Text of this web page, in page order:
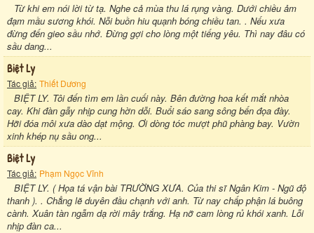
Từ khi em nói lời từ tạ. Nghe cả mùa thu lá rụng vàng. Dưới chiều ảm
đạm mầu sương khói. Nỗi buồn hiu quạnh bóng chiều tan. . Nếu xưa
đừng đến gieo sầu nhớ. Đừng gợi cho lòng một tiếng yêu. Thì nay đâu có
sầu dang...
Biệt Ly
Tác giả: Thiết Dương
BIỆT LY. Tôi đến tìm em lần cuối này. Bên đường hoa kết mắt nhòa
cay. Khi đàn gẫy nhịp cung hờn dỗi. Buổi sáo sang sông bến đọa đày.
Hỡi đóa môi xưa dào dạt mộng. Ơi dòng tóc mượt phũ phàng bay. Vườn
xinh khép nụ sầu ong...
Biệt Ly
Tác giả: Phạm Ngọc Vĩnh
BIỆT LY. ( Họa tá vận bài TRƯỜNG XƯA. Của thi sĩ Ngân Kim - Ngũ độ
thanh ). . Chẳng lẽ duyên đầu chạnh với anh. Từ nay chấp phận lá buông
cành. Xuân tàn ngẫm dạ rời mây trắng. Hạ nỡ cam lòng rủ khói xanh. Lỗi
nhịp đàn ca...